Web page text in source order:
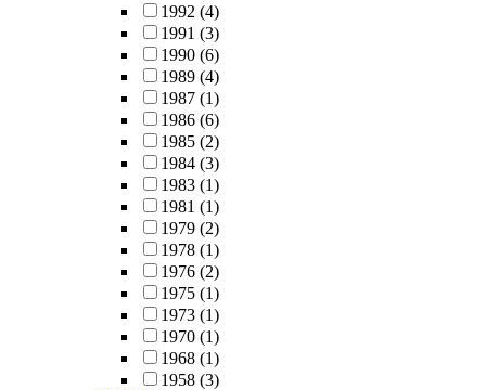
1992 (4)
1991 (3)
1990 (6)
1989 (4)
1987 (1)
1986 (6)
1985 (2)
1984 (3)
1983 (1)
1981 (1)
1979 (2)
1978 (1)
1976 (2)
1975 (1)
1973 (1)
1970 (1)
1968 (1)
1958 (3)